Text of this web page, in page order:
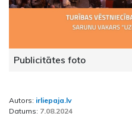
Publicitātes foto
Autors: irliepaja.lv
Datums: 7.08.2024